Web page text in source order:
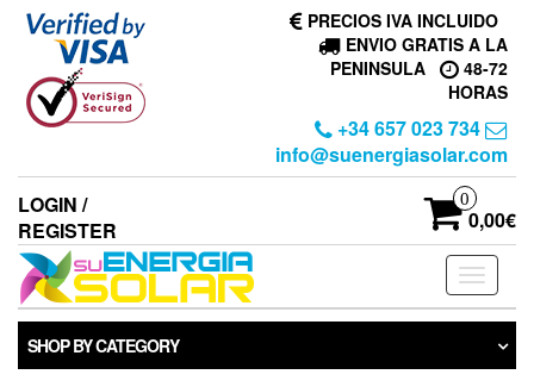
Skip
content
PRECIOS IVA INCLUIDO
ENVIO GRATIS A LA
PENINSULA
48-72
HORAS
+34 657 023 734
info@suenergiasolar.com
LOGIN /
REGISTER
0
0,00€
Toggle
SHOP BY CATEGORY